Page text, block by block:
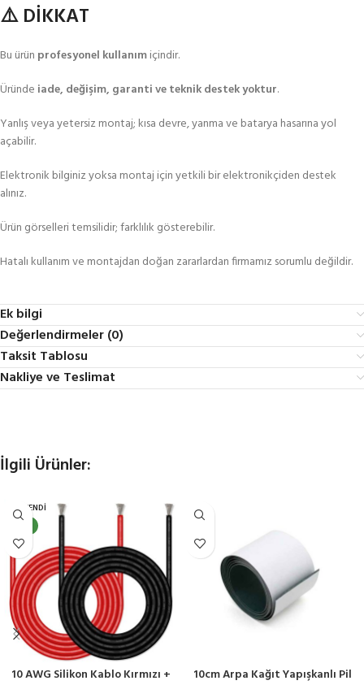
⚠️ DİKKAT
Bu ürün profesyonel kullanımiçindir.
Üründe iade, değişim, garanti ve teknik destek yoktur.
Yanlış veya yetersiz montaj; kısa devre, yanma ve batarya hasarına yol
açabilir.
Elektronik bilginiz yoksa montaj için yetkili bir elektronikçiden destek
alınız.
Ürün görselleri temsilidir; farklılık gösterebilir.
Hatalı kullanım ve montajdan doğan zararlardan firmamız sorumlu değildir.
Ek bilgi
Değerlendirmeler (0)
Taksit Tablosu
Nakliye ve Teslimat
İlgili Ürünler:
TÜKENDI
10 AWG Silikon Kablo Kırmızı +
10cm Arpa Kağıt Yapışkanlı Pil